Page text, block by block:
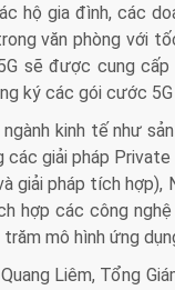
hộ gia đình, các
văn phòng với
sẽ được cung
ký các gói cước 5G
kinh tế như
các giải pháp
giải pháp tích hợp),
hợp các công
mô hình ứng
Liêm, Tổng